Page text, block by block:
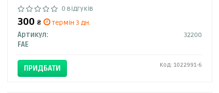
0 відгуків
300 ₴
термін 3 дн.
Артикул:
32200
FAE
ПРИДБАТИ Код: 1022991-6